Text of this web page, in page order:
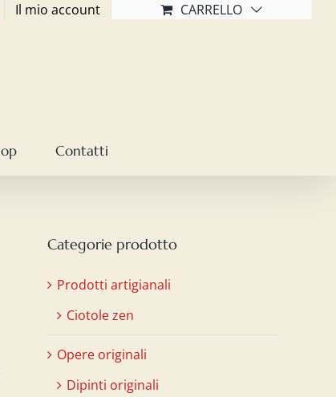
Il mio account CARRELLO
Contatti
Categorie prodotto
Prodotti artigianali
Ciotole zen
Opere originali
Dipinti originali